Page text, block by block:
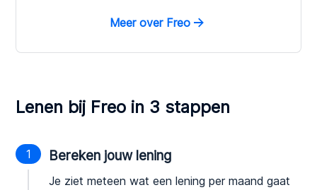
Meer over Freo
Lenen bij Freo in 3 stappen
1 Bereken jouw lening
Je ziet meteen wat een lening per maand gaat